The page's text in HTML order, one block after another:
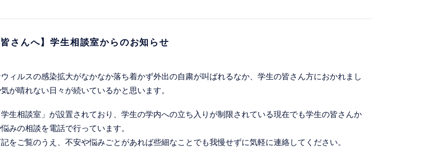
皆さんへ】学生相談室からのお知らせ
ィルスの感染拡大がなかなか落ち着かず外出の自粛が叫ばれるなか、学生の皆さん方におかれまし
が晴れない日々が続いているかと思います。
生相談室」が設置されており、学生の学内への立ち入りが制限されている現在でも学生の皆さんか
みの相談を電話で行っています。
をご覧のうえ、不安や悩みごとがあれば些細なことでも我慢せずに気軽に連絡してください。